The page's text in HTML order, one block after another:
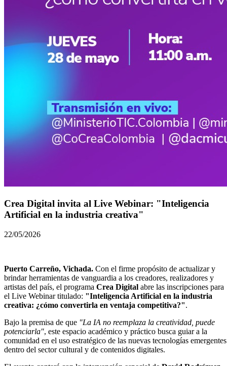
Crea Digital invita al Live Webinar: "Inteligencia
Artificial en la industria creativa"
22/05/2026
Puerto Carreño, Vichada. Con el firme propósito de actualizar y
brindar herramientas de vanguardia a los creadores, realizadores y
artistas del país, el programa Crea Digital abre las inscripciones para
el Live Webinar titulado: "Inteligencia Artificial en la industria
creativa: ¿cómo convertirla en ventaja competitiva?".
Bajo la premisa de que "La IA no reemplaza la creatividad, puede
potenciarla", este espacio académico y práctico busca guiar a la
comunidad en el uso estratégico de las nuevas tecnologías emergentes
dentro del sector cultural y de contenidos digitales.